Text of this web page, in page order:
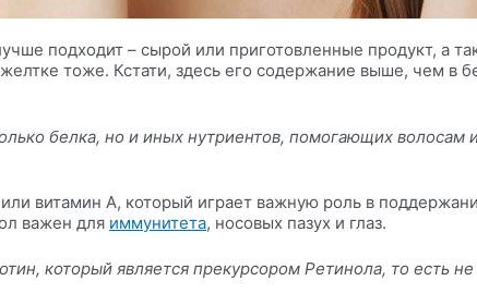
подходит – сырой или приготовленные продукт, а
тоже. Кстати, здесь его содержание выше, чем в
белка, но и иных нутриентов, помогающих волосам
витамин А, который играет важную роль в
важен для иммунитета, носовых пазух и глаз.
, который является прекурсором Ретинола, то есть